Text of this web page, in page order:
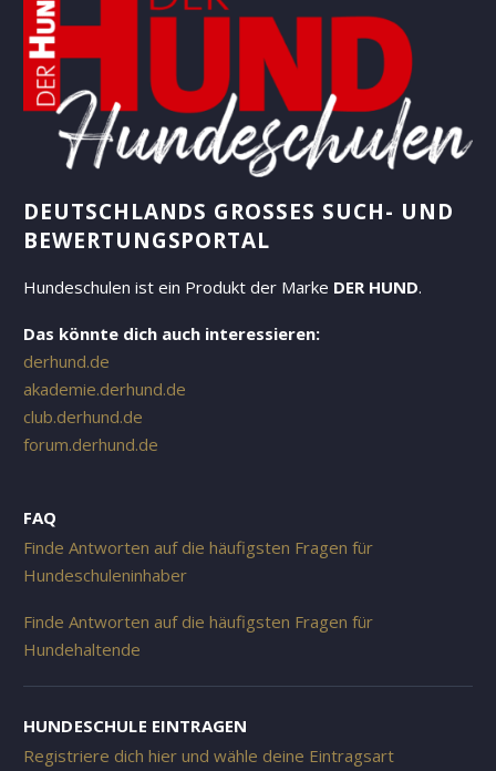
DEUTSCHLANDS GROSSES SUCH- UND B
EWERTUNGSPORTAL
Hundeschulen ist ein Produkt der Marke DER HUND.
Das könnte dich auch interessieren:
derhund.de
akademie.derhund.de
club.derhund.de
forum.derhund.de
FAQ
Finde Antworten auf die häufigsten Fragen für
Hundeschuleninhaber
Finde Antworten auf die häufigsten Fragen für
Hundehaltende
HUNDESCHULE EINTRAGEN
Registriere dich hier und wähle deine Eintragsart